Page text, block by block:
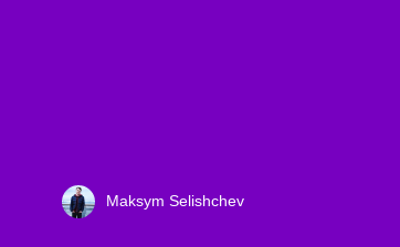
Maksym Selishchev